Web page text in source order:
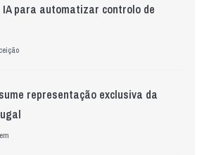
para automatizar controlo de
representação exclusiva da